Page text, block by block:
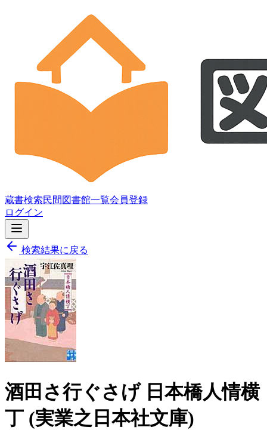
蔵書検索民間図書館一覧会員登録
ログイン
検索結果に戻る
酒田さ行ぐさげ 日本橋人情横
丁 (実業之日本社文庫)